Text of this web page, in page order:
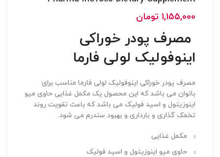
1,155,000 تومان
مصرف پودر خوراکی
اینوفولیک لولی فارما
مصرف پودر خوراکی اینوفولیک لولی فارما مناسب برای
بانوان می باشد که این محصول یک مکمل غذایی حاوی میو
اینوزیتول و اسید فولیک می باشد که باعث تقویت روند
تخمک گذاری و بارداری و بهبود سندرم می شود.
مکمل غذایی
حاوی میو اینوزیتول و اسید فولیک